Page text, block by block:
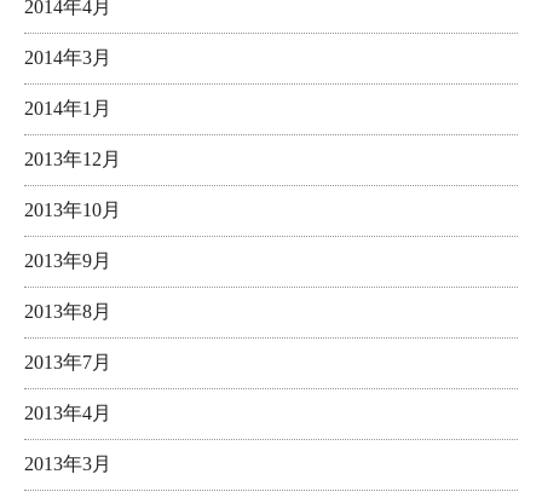
2014年4月
2014年3月
2014年1月
2013年12月
2013年10月
2013年9月
2013年8月
2013年7月
2013年4月
2013年3月